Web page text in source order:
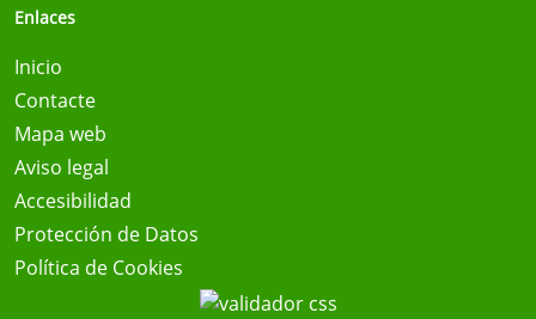
Enlaces
Inicio
Contacte
Mapa web
Aviso legal
Accesibilidad
Protección de Datos
Política de Cookies